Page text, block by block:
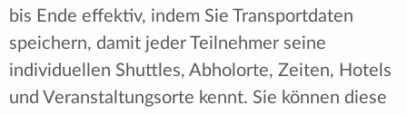
bis Ende effektiv, indem Sie Transportdaten
speichern, damit jeder Teilnehmer seine
individuellen Shuttles, Abholorte, Zeiten, Hotels
und Veranstaltungsorte kennt. Sie können diese